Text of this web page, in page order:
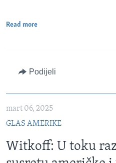
Read more
Podijeli
mart 06, 2025
GLAS AMERIKE
Witkoff: U toku